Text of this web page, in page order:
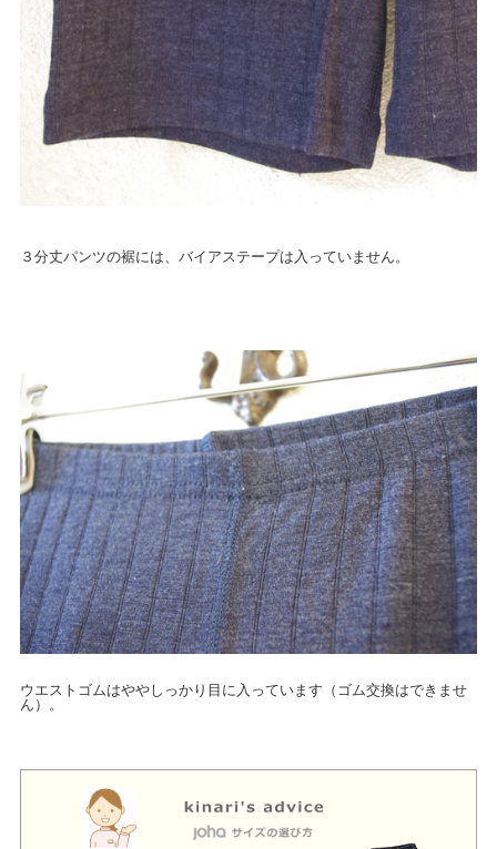
３分丈パンツの裾には、バイアステープは入っていません。
ウエストゴムはややしっかり目に入っています（ゴム交換はできませ
ん）。